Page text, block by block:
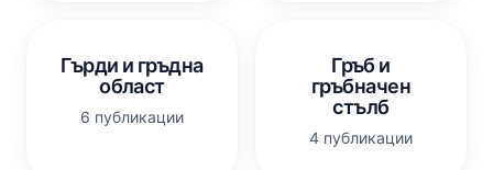
Гърди и гръдна
област
6 публикации
Гръб и
гръбначен
стълб
4 публикации